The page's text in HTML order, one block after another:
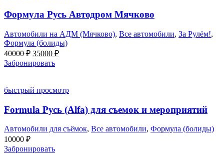
Формула Русь Автодром Мячково
Автомобили на АДМ (Мячково), Все автомобили, За Рулём!,
Формула (болиды)
40000₽ Первоначальная
цена
составляла
35000 ₽Текущая
Забронировать
быстрый просмотр
Formula Русь (Alfa) для съемок и мероприятий
Автомобили для съёмок, Все автомобили, Формула (болиды)
10000 ₽
Забронировать